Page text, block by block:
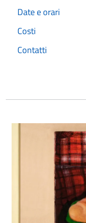
Date e orari
Costi
Contatti